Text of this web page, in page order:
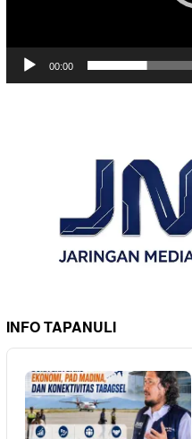
00:00
INFO TAPANULI